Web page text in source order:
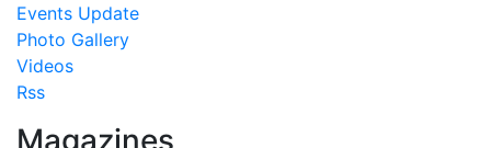
Events Update
Photo Gallery
Videos
Rss
Magazines